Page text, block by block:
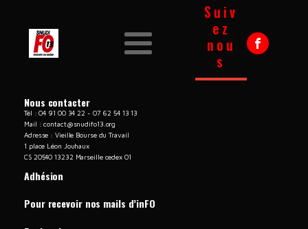
Suiv
ez
nou
s
Nous contacter
Tél : 04 91 00 34 22 - 07 62 54 13 13
Mail :contact@snudifo13.org
Adresse : Vieille Bourse du Travail
1 place Léon Jouhaux
CS 20540 13232 Marseille cedex 01
Adhésion
Pour recevoir nos mails d’inFO